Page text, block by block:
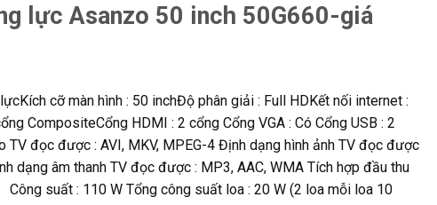
lực Asanzo 50 inch 50G660-giá
cỡ màn hình : 50 inchĐộ phân giải : Full HDKết nối internet :
CompositeCổng HDMI : 2 cổng Cổng VGA : Có Cổng USB : 2
TV đọc được : AVI, MKV, MPEG-4 Định dạng hình ảnh TV đọc được
dạng âm thanh TV đọc được : MP3, AAC, WMA Tích hợp đầu thu
suất : 110 W Tổng công suất loa : 20 W (2 loa mỗi loa 10